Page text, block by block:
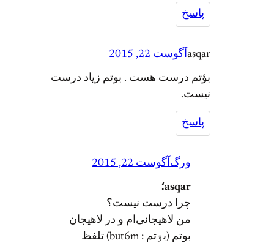
پاسخ
asqarآگوست 22, 2015
بؤتم درست هست . بوتم زیاد درست
نیست.
پاسخ
ورگ آگوست 22, 2015
asqar؛
چرا درست نيست؟
من لاهيجانی‌ام و در لاهيجان
بوتم (بۊتم : but6m) تلفظ